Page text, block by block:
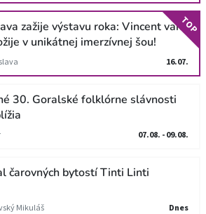
zažije výstavu roka: Vincent van
v unikátnej imerzívnej šou!
16.07.
TOP
30. Goralské folklórne slávnosti
07.08. - 09.08.
čarovných bytostí Tinti Linti
Mikuláš Dnes